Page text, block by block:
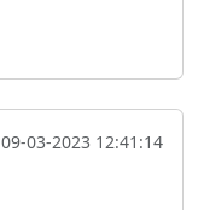
09-03-2023 12:41:14